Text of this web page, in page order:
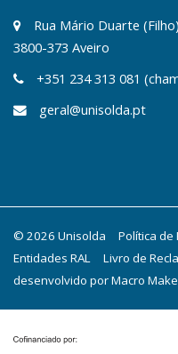
Rua Mário Duarte
3800-373 Aveiro
+351 234 313 081
geral@unisolda.pt
© 2026 Unisolda Política de
Entidades RAL
Livro de
desenvolvido porMacro